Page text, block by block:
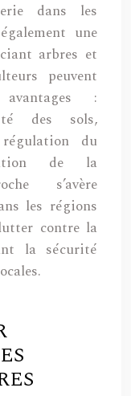
dans les
une
arbres et
peuvent
:
des sols,
du
de la
s’avère
les régions
contre la
la sécurité